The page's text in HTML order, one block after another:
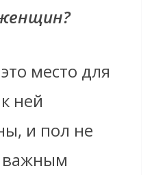
место для
ней
и пол не
важным